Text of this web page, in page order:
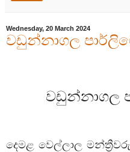
Wednesday, 20 March 2024
වඩුන්නාගල
වඩුන්නාගල
දෙමළ වෙල්ලාල